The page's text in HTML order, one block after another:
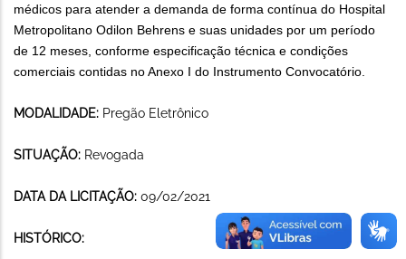
médicos para atender a demanda de forma contínua do Hospital
Metropolitano Odilon Behrens e suas unidades por um período
de 12 meses, conforme especificação técnica e condições
comerciais contidas no Anexo I do Instrumento Convocatório.
MODALIDADE: Pregão Eletrônico
SITUAÇÃO: Revogada
DATA DA LICITAÇÃO: 09/02/2021
HISTÓRICO: